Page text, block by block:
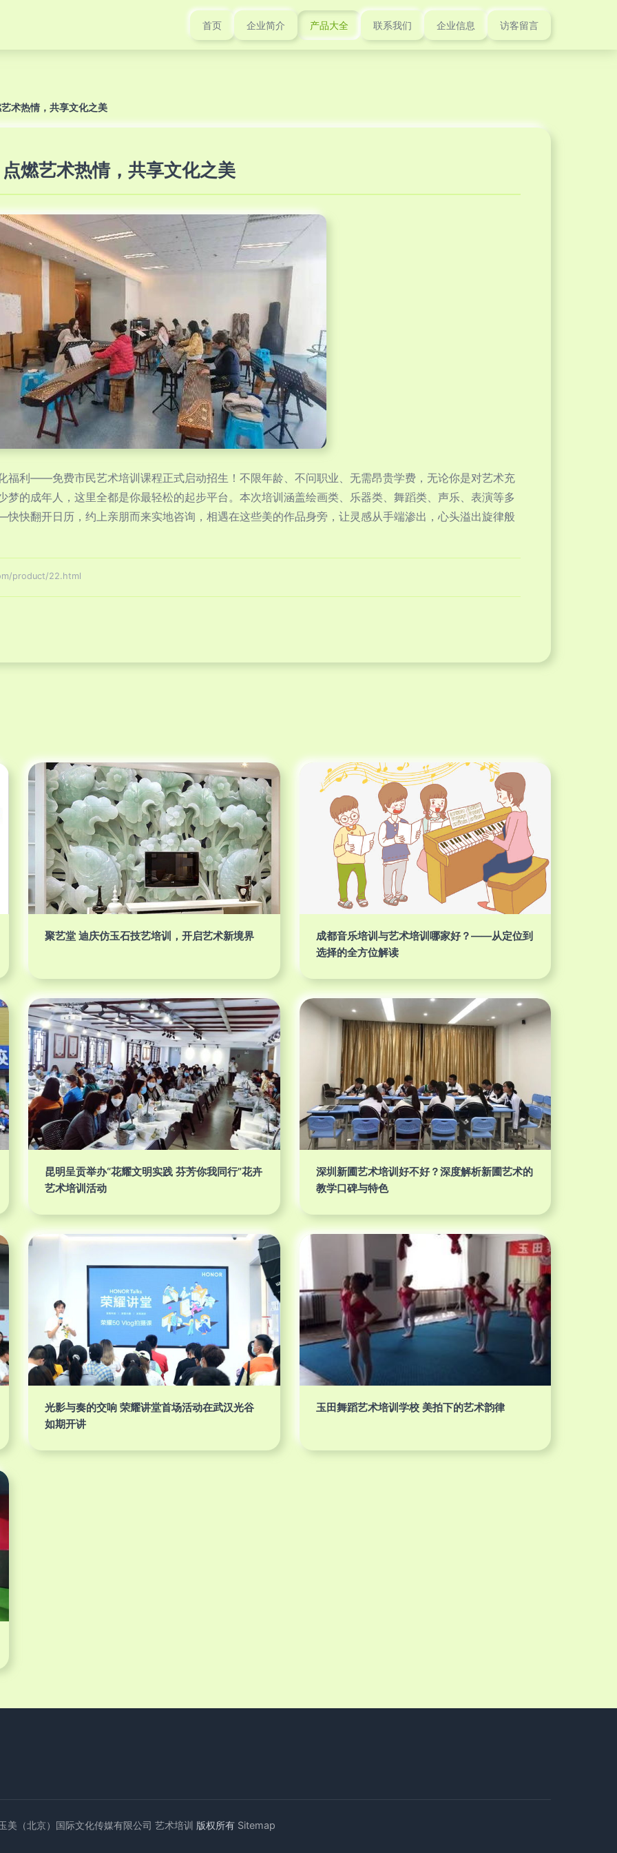
首页 企业简介 产品大全 联系我们 企业信息 访客留言
术热情，共享文化之美
燃艺术热情，共享文化之美
福利——免费市民艺术培训课程正式启动招生！不限年龄、不问职业、无需昂贵学费，无论你是对艺术充
梦的成年人，这里全都是你最轻松的起步平台。本次培训涵盖绘画类、乐器类、舞蹈类、声乐、表演等多
快翻开日历，约上亲朋而来实地咨询，相遇在这些美的作品身旁，让灵感从手端渗出，心头溢出旋律般
product/22.html
聚艺堂 迪庆仿玉石技艺培训，开启艺术新境界
成都音乐培训与艺术培训哪家好？——从定位到
选择的全方位解读
昆明呈贡举办“花耀文明实践 芬芳你我同行”花卉
艺术培训活动
深圳新圃艺术培训好不好？深度解析新圃艺术的
教学口碑与特色
光影与奏的交响 荣耀讲堂首场活动在武汉光谷
如期开讲
玉田舞蹈艺术培训学校 美拍下的艺术韵律
美（北京）国际文化传媒有限公司 艺术培训 版权所有 Sitemap